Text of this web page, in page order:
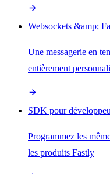
Websockets &amp;
Une messagerie en
entièrement
SDK pour
Programmez les
les produits Fastly